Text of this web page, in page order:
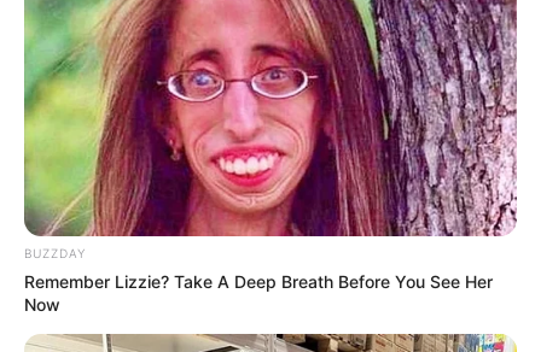
Groom Splits Pants In Viral Wedding Photo
Disaster!
BUZZDAY
BUZZDAY
Remember Lizzie? Take A Deep Breath Before You See Her
Now